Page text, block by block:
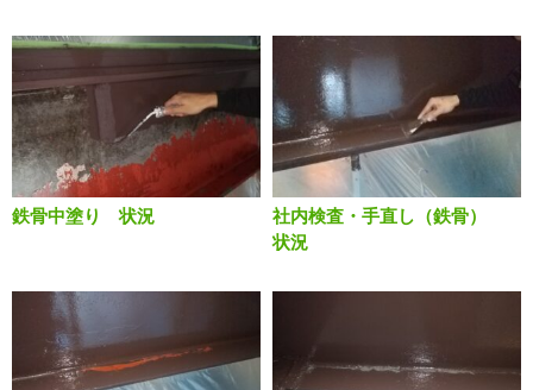
鉄骨中塗り 状況
社内検査・手直し（鉄骨）
状況